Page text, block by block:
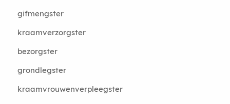
gifmengster
kraamverzorgster
bezorgster
grondlegster
kraamvrouwenverpleegster